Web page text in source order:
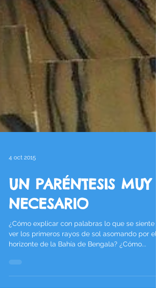
4 oct 2015
UN PARÉNTESIS MUY
NECESARIO
horizonte de la Bahía de Bengala? ¿Cómo...